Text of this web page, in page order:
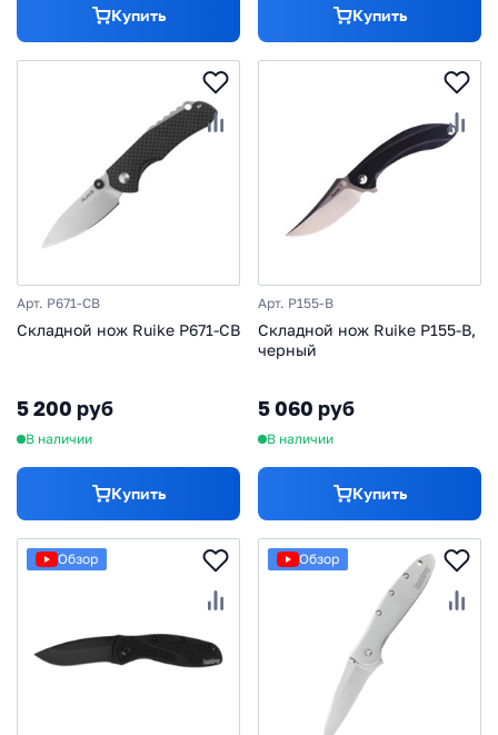
Купить Купить
Арт. P671-CB
Складной нож Ruike P671-CB
5 200 руб
В наличии
Купить
Арт. P155-B
Складной нож Ruike P155-B,
черный
5 060 руб
В наличии
Купить
Обзор Обзор